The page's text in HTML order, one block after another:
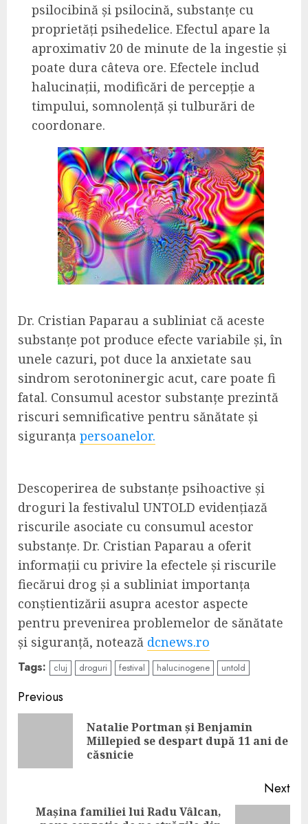
psilocibină și psilocină, substanțe cu
proprietăți psihedelice. Efectul apare la
aproximativ 20 de minute de la ingestie și
poate dura câteva ore. Efectele includ
halucinații, modificări de percepție a
timpului, somnolență și tulburări de
coordonare.
Dr. Cristian Paparau a subliniat că aceste
substanțe pot produce efecte variabile și, în
unele cazuri, pot duce la anxietate sau
sindrom serotoninergic acut, care poate fi
fatal. Consumul acestor substanțe prezintă
riscuri semnificative pentru sănătate și
siguranța persoanelor.
Descoperirea de substanțe psihoactive și
droguri la festivalul UNTOLD evidențiază
riscurile asociate cu consumul acestor
substanțe. Dr. Cristian Paparau a oferit
informații cu privire la efectele și riscurile
fiecărui drog și a subliniat importanța
conștientizării asupra acestor aspecte
pentru prevenirea problemelor de sănătate
și siguranță, notează dcnews.ro
Tags: cluj droguri festival halucinogene untold
Continue
Reading
Previous
Natalie Portman și Benjamin
Millepied se despart după 11 ani de
căsnicie
Next
Mașina familiei lui Radu Vâlcan,